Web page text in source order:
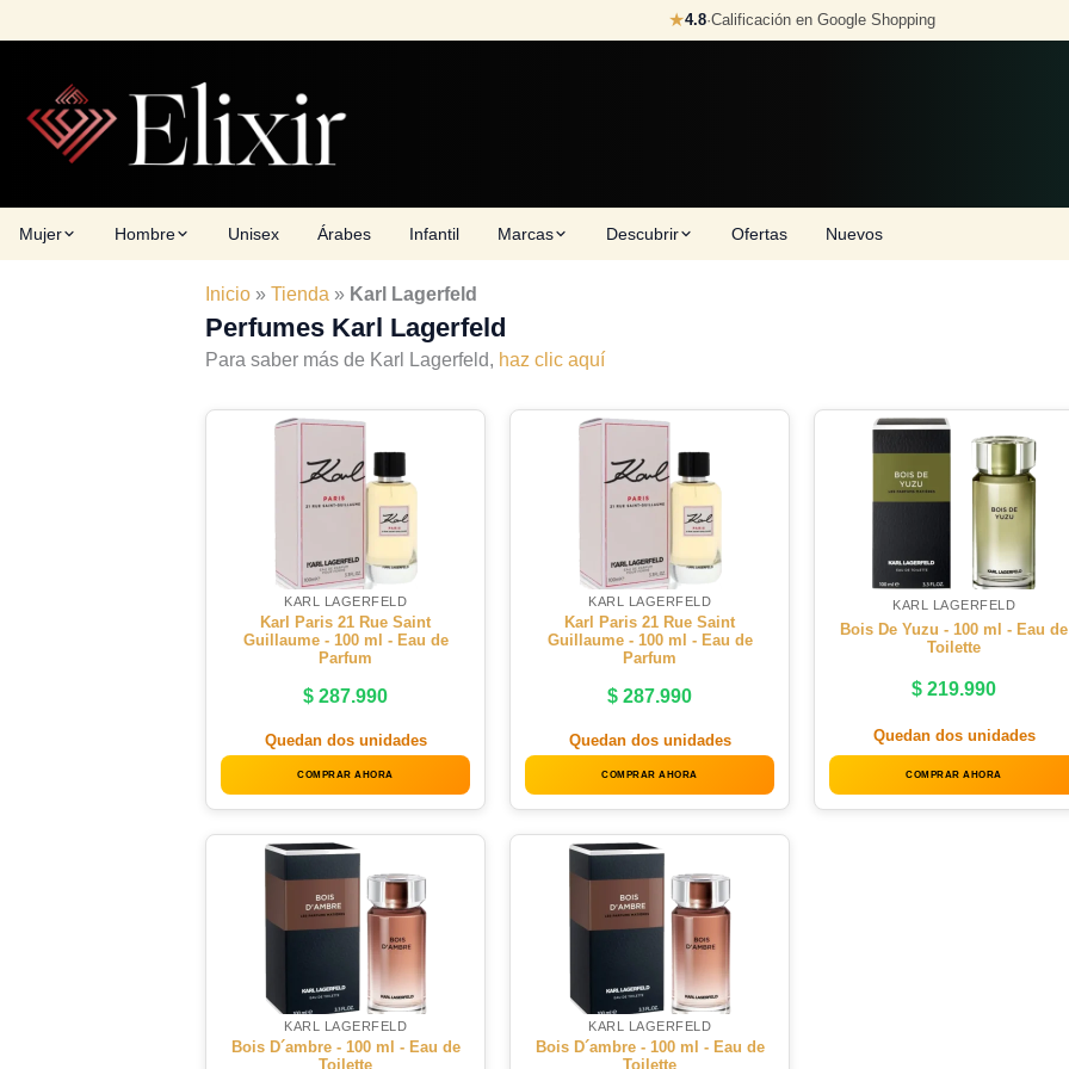
to
★4.8·Calificación en Google Shopping
Mujer Hombre Unisex Árabes Infantil Marcas Descubrir Ofertas Nuevos
Inicio » Tienda » Karl Lagerfeld
Perfumes Karl Lagerfeld
Para saber más de Karl Lagerfeld, haz clic aquí
KARL LAGERFELD
Karl Paris 21 Rue Saint
Guillaume - 100 ml - Eau de
Parfum
$ 287.990
Quedan dos unidades
COMPRAR AHORA
KARL LAGERFELD
Karl Paris 21 Rue Saint
Guillaume - 100 ml - Eau de
Parfum
$ 287.990
Quedan dos unidades
COMPRAR AHORA
KARL LAGERFELD
Bois De Yuzu - 100 ml - Eau de
Toilette
$ 219.990
Quedan dos unidades
COMPRAR AHORA
KARL LAGERFELD
Bois D´ambre - 100 ml - Eau de
Toilette
KARL LAGERFELD
Bois D´ambre - 100 ml - Eau de
Toilette